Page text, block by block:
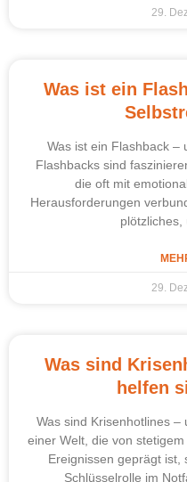
29.
Was ist ein
Was ist ein Flashback –
Flashbacks sind
die oft mit
Herausforderungen
plötzliches,
29.
Was sind
helfen
Was sind Krisenhotlines –
einer Welt, die von
Ereignissen geprägt ist,
Schlüsselrolle im